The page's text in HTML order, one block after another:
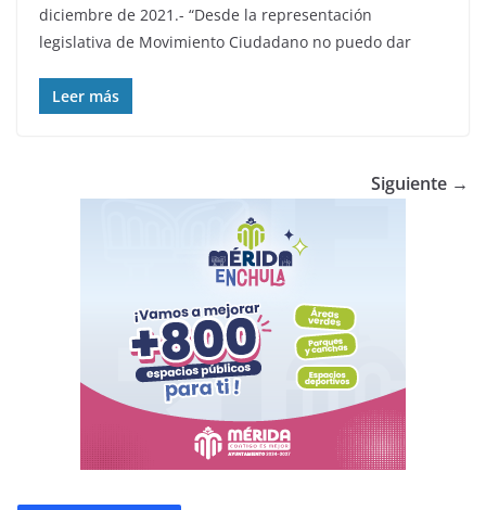
diciembre de 2021.- “Desde la representación
legislativa de Movimiento Ciudadano no puedo dar
Leer más
Siguiente →